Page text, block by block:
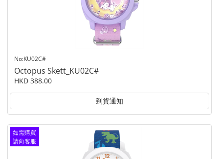
No:KU02C#
Octopus Skett_KU02C#
HKD 388.00
到貨通知
如需購買
請向客服